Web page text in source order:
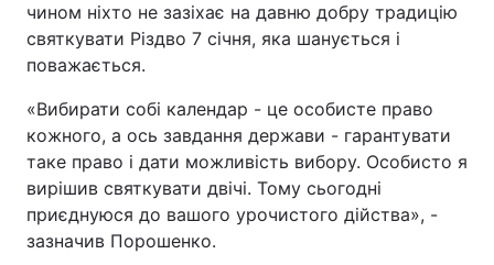
Архів Вакансії
Контакти
Послуги
чином ніхто не зазіхає на давню добру традицію
святкувати Різдво 7 січня, яка шанується і
поважається.
«Вибирати собі календар - це особисте право
кожного, а ось завдання держави - гарантувати
таке право і дати можливість вибору. Особисто я
вирішив святкувати двічі. Тому сьогодні
приєднуюся до вашого урочистого дійства», -
зазначив Порошенко.